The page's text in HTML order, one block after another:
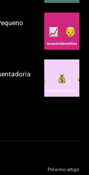
Próximo artigo